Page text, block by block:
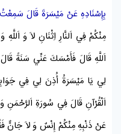
بِإِسْنَادِهِ عَنْ مَيْسَرَةَقَالَ سَمِعْتُ
مِنْكُمْ فِي اَلنَّارِاِثْنَانِ لاَ وَ
اَللَّهِ قَالَ فَأَمْسَكَ عَنِّي سَنَةً
لِي يَا مَيْسَرَةُأُذِنَ لِي فِي
اَلْقُرْآنِقَالَ فِي سُورَةِ اَلرَّحْمَنِوَ
عَنْ ذَنْبِهِ مِنْكُمْ إِنْسٌ وَ لاَ جَانٌّ